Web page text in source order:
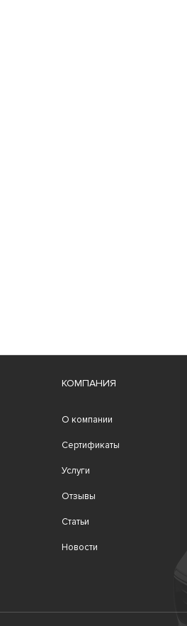
КОМПАНИЯ
О компании
Сертификаты
Услуги
Отзывы
Статьи
Новости